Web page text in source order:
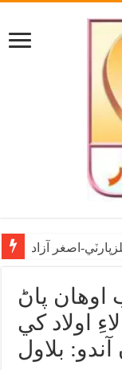
اصغر آزاد
اوهان پاڻ
اولاد کي
بلاول